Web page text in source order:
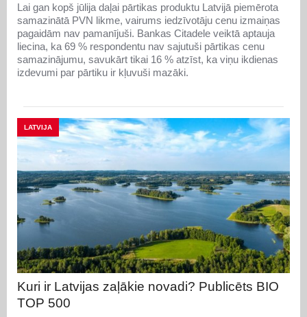
Lai gan kopš jūlija daļai pārtikas produktu Latvijā piemērota
samazinātā PVN likme, vairums iedzīvotāju cenu izmaiņas
pagaidām nav pamanījuši. Bankas Citadele veiktā aptauja
liecina, ka 69 % respondentu nav sajutuši pārtikas cenu
samazinājumu, savukārt tikai 16 % atzīst, ka viņu ikdienas
izdevumi par pārtiku ir kļuvuši mazāki.
LATVIJA
Kuri ir Latvijas zaļākie novadi? Publicēts BIO
TOP 500